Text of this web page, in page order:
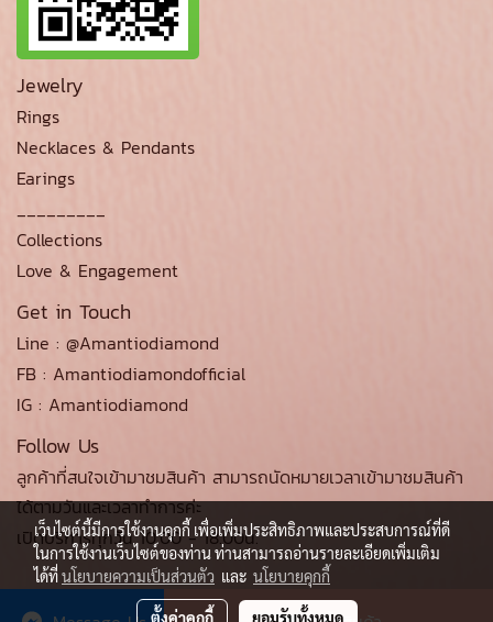
Jewelry
Rings
Necklaces & Pendants
Earings
Collections
Love & Engagement
Get in Touch
Line : @Amantiodiamond
FB : Amantiodiamondofficial
IG : Amantiodiamond
Follow Us
ลูกค้าที่สนใจเข้ามาชมสินค้า สามารถนัดหมายเวลาเข้ามาชมสินค้า
ได้ตามวันและเวลาทำการค่ะ
เปิดบริการทุกวัน 10.00 - 18.00น.
เว็บไซต์นี้มีการใช้งานคุกกี้ เพื่อเพิ่มประสิทธิภาพและประสบการณ์ที่ดี
ในการใช้งานเว็บไซต์ของท่าน ท่านสามารถอ่านรายละเอียดเพิ่มเติม
ได้ที่นโยบายความเป็นส่วนตัว และ นโยบายคุกกี้
ตั้งค่าคุกกี้ ยอมรับทั้งหมด